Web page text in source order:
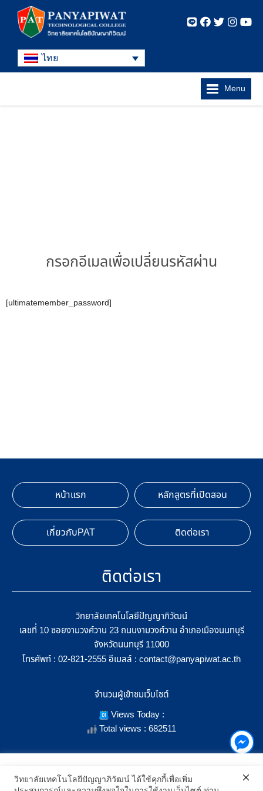
ไทย
Menu
กรอกอีเมลเพื่อเปลี่ยนรหัสผ่าน
[ultimatemember_password]
หน้าแรก หลักสูตรที่เปิดสอน
เกี่ยวกับPAT ติดต่อเรา
ติดต่อเรา
วิทยาลัยเทคโนโลยีปัญญาภิวัฒน์
เลขที่ 10 ซอยงามวงศ์วาน 23 ถนนงามวงศ์วาน อำเภอเมืองนนทบุรี
จังหวัดนนทบุรี 11000
โทรศัพท์ : 02-821-2555 อีเมลล์ : contact@panyapiwat.ac.th
จำนวนผู้เข้าชมเว็บไซต์
Views Today :
Total views : 682511
เราใช้คุกกี้เพื่อเพิ่มประสิทธิภาพ และประสบการณ์ที่ดีในการใช้งาน
เว็บไซต์ เมื่อคุณกดยอมรับเราจะสามารถเลือกแสดงสิ่งที่น่าสนใจสำหรับ
วิทยาลัยเทคโนโลยีปัญญาภิวัฒน์ ได้ใช้คุกกี้เพื่อเพิ่ม